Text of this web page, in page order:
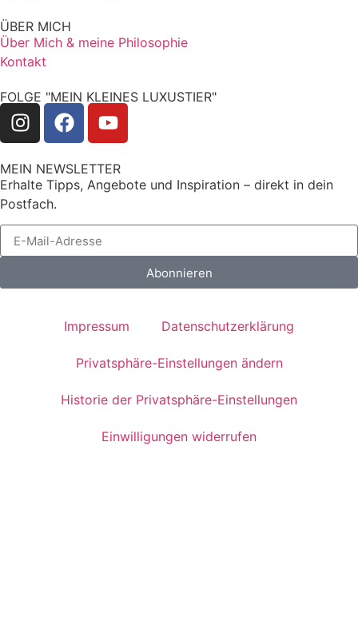
ÜBER MICH
Über Mich & meine Philosophie
Kontakt
FOLGE "MEIN KLEINES LUXUSTIER"
MEIN NEWSLETTER
Erhalte Tipps, Angebote und Inspiration – direkt in dein
Postfach.
Abonnieren
Impressum Datenschutzerklärung
Privatsphäre-Einstellungen ändern
Historie der Privatsphäre-Einstellungen
Einwilligungen widerrufen